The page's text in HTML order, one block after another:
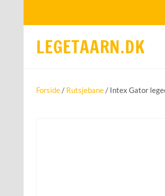
LEGETAARN.DK
Forside / Rutsjebane / Intex Gator